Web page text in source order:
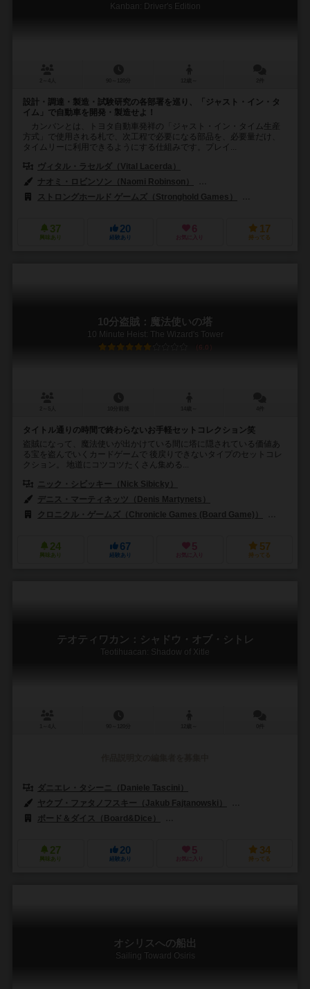
Kanban: Driver's Edition
設計・調達・製造・試験研究の各部署を巡り、「ジャスト・イン・タ
イム」で自動車を開発・製造せよ！
カンバンとは、トヨタ自動車発祥の「ジャスト・イン・タイム生産
方式」で使用される札で、次工程で必要になる部品を、必要量だけ、
タイムリーに利用できるようにする仕組みです。プレイ...
ヴィタル・ラセルダ（Vital Lacerda）
ナオミ・ロビンソン（Naomi Robinson）
ストロングホールド ゲームズ（Stronghold Games）
37
興味あり
20
経験あり
6
お気に入り
17
持ってる
10分盗賊：魔法使いの塔
10 Minute Heist: The Wizard's Tower
6.0
タイトル通りの時間で終わらないお手軽セットコレクション笑
盗賊になって、魔法使いが出かけている間に塔に隠されている価値あ
る宝を盗んでいくカードゲームで 後戻りできないタイプのセットコレ
クション。 地道にコツコツたくさん集める...
ニック・シビッキー（Nick Sibicky）
デニス・マーティネッツ（Denis Martynets）
クロニクル・ゲームズ（Chronicle Games (Board Game)）
24
興味あり
67
経験あり
5
お気に入り
57
持ってる
テオティワカン：シャドウ・オブ・シトレ
Teotihuacan: Shadow of Xitle
ダニエレ・タシーニ（Daniele Tascini）
ヤクブ・ファタノフスキー（Jakub Fajtanowski）
ボード＆ダイス（Board&Dice）
27
興味あり
20
経験あり
5
お気に入り
34
持ってる
オシリスへの船出
Sailing Toward Osiris